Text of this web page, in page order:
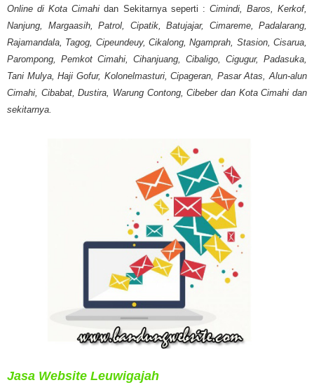
Online di Kota Cimahidan Sekitarnya seperti : Cimindi, Baros, Kerkof,
Nanjung, Margaasih, Patrol, Cipatik, Batujajar, Cimareme, Padalarang,
Rajamandala, Tagog, Cipeundeuy, Cikalong, Ngamprah, Stasion, Cisarua,
Parompong, Pemkot Cimahi, Cihanjuang, Cibaligo, Cigugur, Padasuka,
Tani Mulya, Haji Gofur, Kolonelmasturi, Cipageran, Pasar Atas, Alun-alun
Cimahi, Cibabat, Dustira, Warung Contong, Cibeber dan Kota Cimahi dan
sekitarnya.
Jasa Website Leuwigajah